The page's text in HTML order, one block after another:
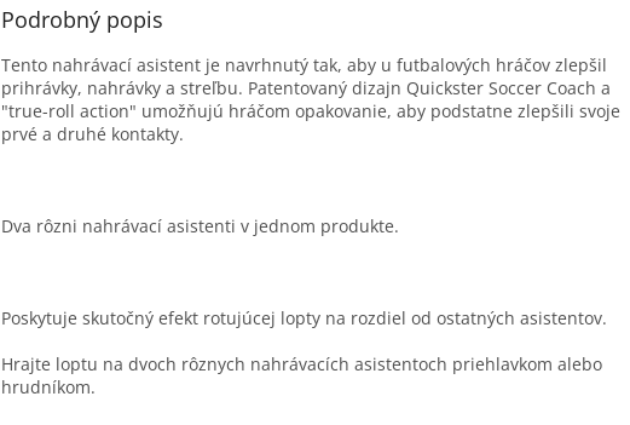
Podrobný popis
Tento nahrávací asistent je navrhnutý tak, aby u futbalových hráčov zlepšil
prihrávky, nahrávky a streľbu. Patentovaný dizajn Quickster Soccer Coach a
"true-roll action" umožňujú hráčom opakovanie, aby podstatne zlepšili svoje
prvé a druhé kontakty.
Dva rôzni nahrávací asistenti v jednom produkte.
Poskytuje skutočný efekt rotujúcej lopty na rozdiel od ostatných asistentov.
Hrajte loptu na dvoch rôznych nahrávacích asistentoch priehlavkom alebo
hrudníkom.